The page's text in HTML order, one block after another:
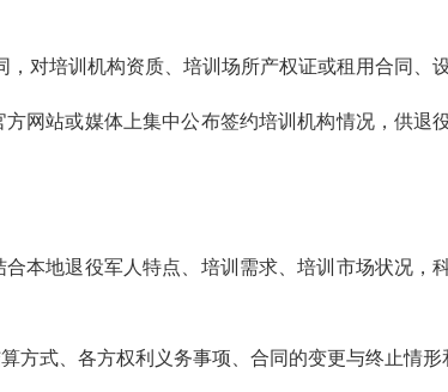
培训机构资质、培训场所产权证或租用合同、
站或媒体上集中公布签约培训机构情况，供退
地退役军人特点、培训需求、培训市场状况，
、各方权利义务事项、合同的变更与终止情形